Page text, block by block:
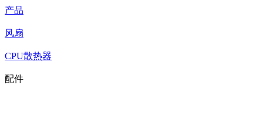
产品
风扇
CPU散热器
配件